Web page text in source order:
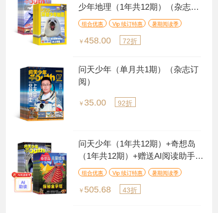
少年地理（1年共12期）（杂志订
阅）
组合优惠 Vip 续订特惠 暑期阅读季
￥458.00 72折
问天少年（单月共1期）（杂志订
阅）
￥ 35.00 92折
问天少年（1年共12期）+奇想岛
（1年共12期）+赠送AI阅读助手
（杂志订阅）
组合优惠 Vip 续订特惠 暑期阅读季
￥ 505.68 43折